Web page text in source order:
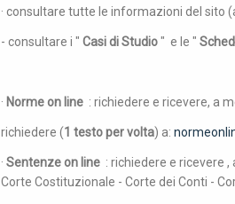
· consultare tutte le informazioni del sito
- consultare i " Casi di Studio" e le "
· Norme on line : richiedere e ricevere, a
richiedere (1 testo per volta) a:
· Sentenze on line : richiedere e ricevere
Corte Costituzionale - Corte dei Conti -